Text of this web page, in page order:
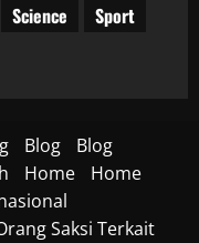
Science
Sport
Blog
Blog
Home
Home
Saksi Terkait